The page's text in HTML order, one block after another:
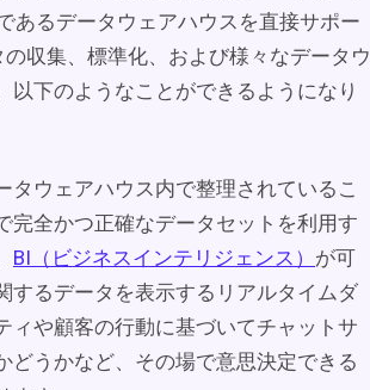
あるデータウェアハウスを直接サポー
収集、標準化、および様々なデータウ
下のようなことができるようになり
タウェアハウス内で整理されているこ
完全かつ正確なデータセットを利用す
BI（ビジネスインテリジェンス） が可
するデータを表示するリアルタイムダ
ィや顧客の行動に基づいてチャットサ
うかなど、その場で意思決定できる